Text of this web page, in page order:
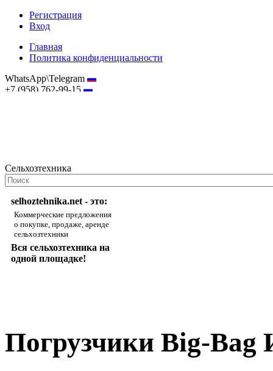
Регистрация
Вход
Главная
Политика конфиденциальности
WhatsApp\Telegram
+7 (958) 762-99-15
Сельхозтехника
selhoztehnika.net - это:
Коммерческие предложения
о покупке, продаже, аренде
сельхозтехники
Вся сельхозтехника на
одной площадке!
Погрузчики Big-Bag